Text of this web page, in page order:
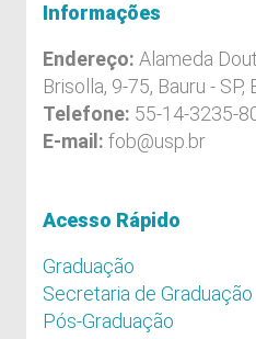
Informações
Endereço: Alameda
Brisolla, 9-75, Bauru - SP,
Telefone: 55-14-3235-
E-mail: fob@usp.br
Acesso Rápido
Graduação
Secretaria de Graduação
Pós-Graduação